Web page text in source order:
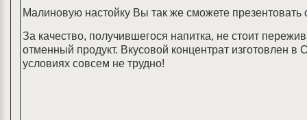
Малиновую настойку Вы так же сможете
За качество, получившегося напитка, не стоит
отменный продукт. Вкусовой концентрат изготовлен
условиях совсем не трудно!